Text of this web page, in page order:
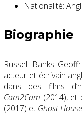
Nationalité:
Biographie
Russell Banks
acteur et écrivain
dans des films
Cam2Cam (2014), et
(2017) et Ghost House